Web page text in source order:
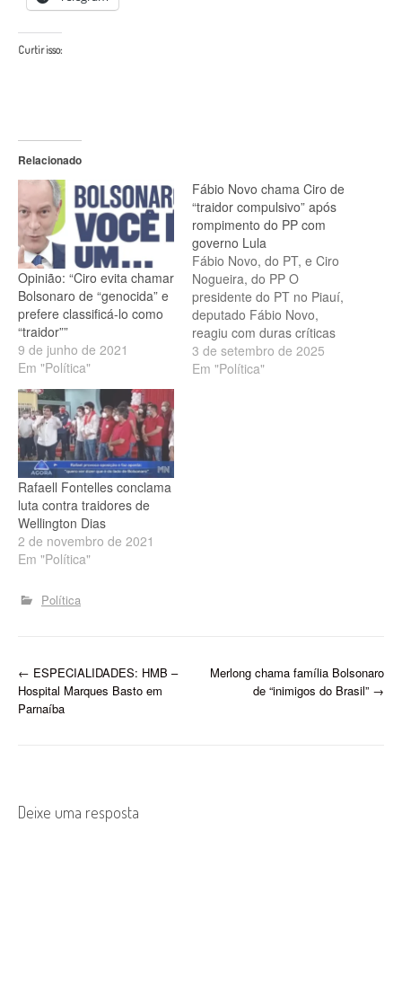
Curtir isso:
Relacionado
Opinião: “Ciro evita chamar
Bolsonaro de “genocida” e
prefere classificá-lo como
“traidor””
9 de junho de 2021
Em "Política"
Fábio Novo chama Ciro de
“traidor compulsivo” após
rompimento do PP com
governo Lula
Fábio Novo, do PT, e Ciro
Nogueira, do PP O
presidente do PT no Piauí,
deputado Fábio Novo,
reagiu com duras críticas
ao senador Ciro
Nogueira (PP-PI) depois
3 de setembro de 2025
Em "Política"
Rafaell Fontelles conclama
luta contra traidores de
Wellington Dias
2 de novembro de 2021
Em "Política"
Política
P
o
n
← ESPECIALIDADES: HMB –
Hospital Marques Basto em
Parnaíba
Merlong chama família Bolsonaro
de “inimigos do Brasil” →
Deixe uma resposta